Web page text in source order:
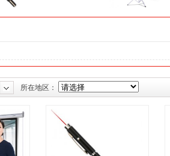
所在地区：